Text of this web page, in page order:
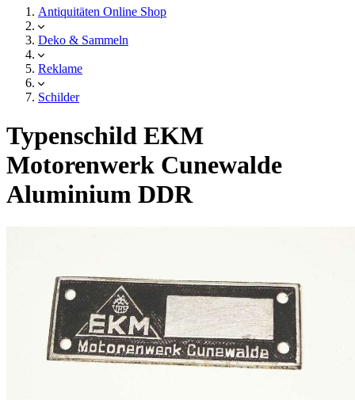
Antiquitäten Online Shop
Deko & Sammeln
Reklame
Schilder
Typenschild EKM
Motorenwerk Cunewalde
Aluminium DDR